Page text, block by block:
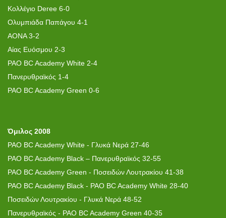
Κολλέγιο Deree 6-0
Ολυμπιάδα Παπάγου 4-1
AONA 3-2
Αίας Ευόσμου 2-3
PAO BC Academy White 2-4
Πανερυθραϊκός 1-4
PAO BC Academy Green 0-6
Όμιλος 2008
PAO BC Academy White - Γλυκά Νερά 27-46
PAO BC Academy Black – Πανερυθραϊκός 32-55
PAO BC Academy Green - Ποσειδών Λουτρακίου 41-38
PAO BC Academy Black - PAO BC Academy White 28-40
Ποσειδών Λουτρακίου - Γλυκά Νερά 48-52
Πανερυθραϊκός - PAO BC Academy Green 40-35